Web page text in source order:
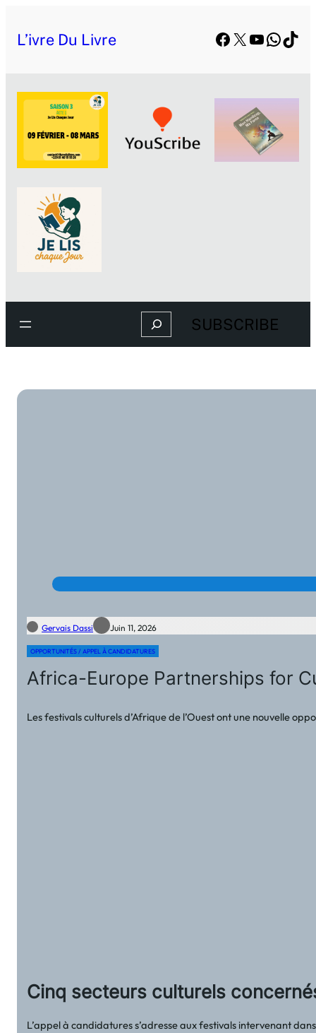
L’ivre Du Livre Facebook
X YouTube
Search SUBSCRIBE
Gervais Dassi Juin 11, 2026
OPPORTUNITÉS / APPEL À CANDIDATURES
Africa-Europe Partnerships for
Les festivals culturels d’Afrique de l’Ouest ont une nouvelle
Cinq secteurs culturels
L’appel à candidatures s’adresse aux festivals intervenant